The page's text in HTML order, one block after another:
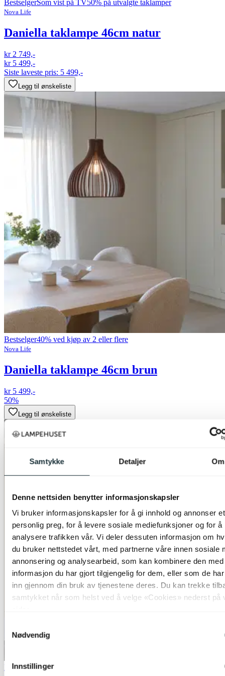
Samtykke Detaljer Om
Denne nettsiden benytter informasjonskapsler
Vi bruker informasjonskapsler for å gi innhold og annonser et
personlig preg, for å levere sosiale mediefunksjoner og for å
analysere trafikken vår. Vi deler dessuten informasjon om
du bruker nettstedet vårt, med partnerne våre innen sosiale
annonsering og analysearbeid, som kan kombinere den med
informasjon du har gjort tilgjengelig for dem, eller som de
inn gjennom din bruk av tjenestene deres. Du kan trekke
samtykket når som helst ved å velge «Cookies» nederst på
Nødvendig
Innstillinger
BestselgerSom vist på TV50% på utvalgte taklamper
Nova Life
Daniella taklampe 46cm natur
kr 2 749,-
kr 5 499,-
Siste laveste pris: 5 499,-
Legg til ønskeliste
Bestselger40% ved kjøp av 2 eller flere
Nova Life
Daniella taklampe 46cm brun
kr 5 499,-
50%
Legg til ønskeliste
Bestselger50% på utvalgte taklamper